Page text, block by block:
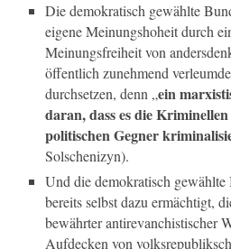
Die demokratisch gewählte
eigene Meinungshoheit durch
Meinungsfreiheit von
öffentlich zunehmend
durchsetzen, denn „ein
daran, dass es die
politischen Gegner
Solschenizyn).
Und die demokratisch gewählte
bereits selbst dazu ermächtigt,
bewährter antirevanchistischer
Aufdecken von